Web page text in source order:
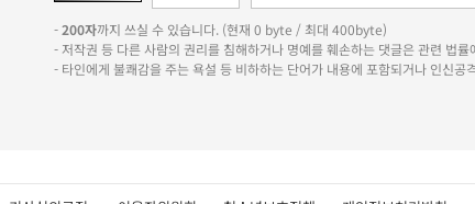
-200자까지 쓰실 수 있습니다. (현재 0 byte / 최대 400byte)
- 저작권 등 다른 사람의 권리를 침해하거나 명예를 훼손하는 댓글은 관련 법
- 타인에게 불쾌감을 주는 욕설 등 비하하는 단어가 내용에 포함되거나 인신공